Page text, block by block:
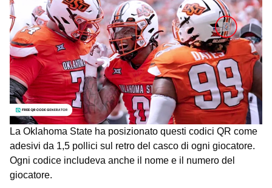
La Oklahoma State ha posizionato questi codici QR come
adesivi da 1,5 pollici sul retro del casco di ogni giocatore.
Ogni codice includeva anche il nome e il numero del
giocatore.